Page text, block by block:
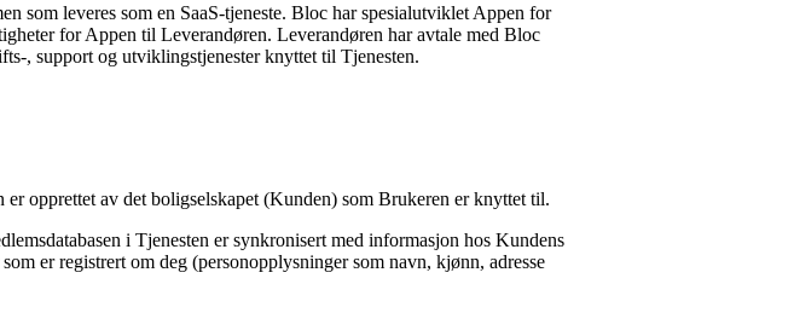
som leveres som en SaaS-tjeneste. Bloc har spesialutviklet Appen for
for Appen til Leverandøren. Leverandøren har avtale med Bloc
, support og utviklingstjenester knyttet til Tjenesten.
opprettet av det boligselskapet (Kunden) som Brukeren er knyttet til.
i Tjenesten er synkronisert med informasjon hos Kundens
er registrert om deg (personopplysninger som navn, kjønn, adresse